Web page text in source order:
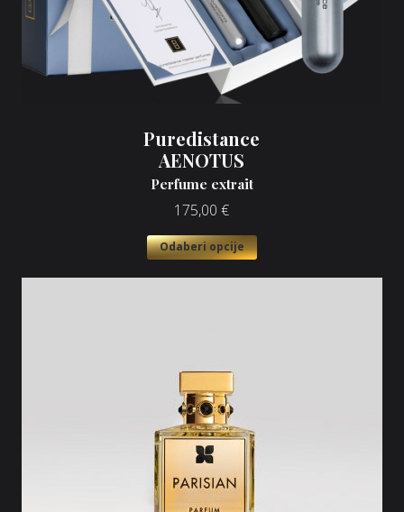
Puredistance
AENOTUS
Perfume extrait
175,00 €
Odaberi opcije